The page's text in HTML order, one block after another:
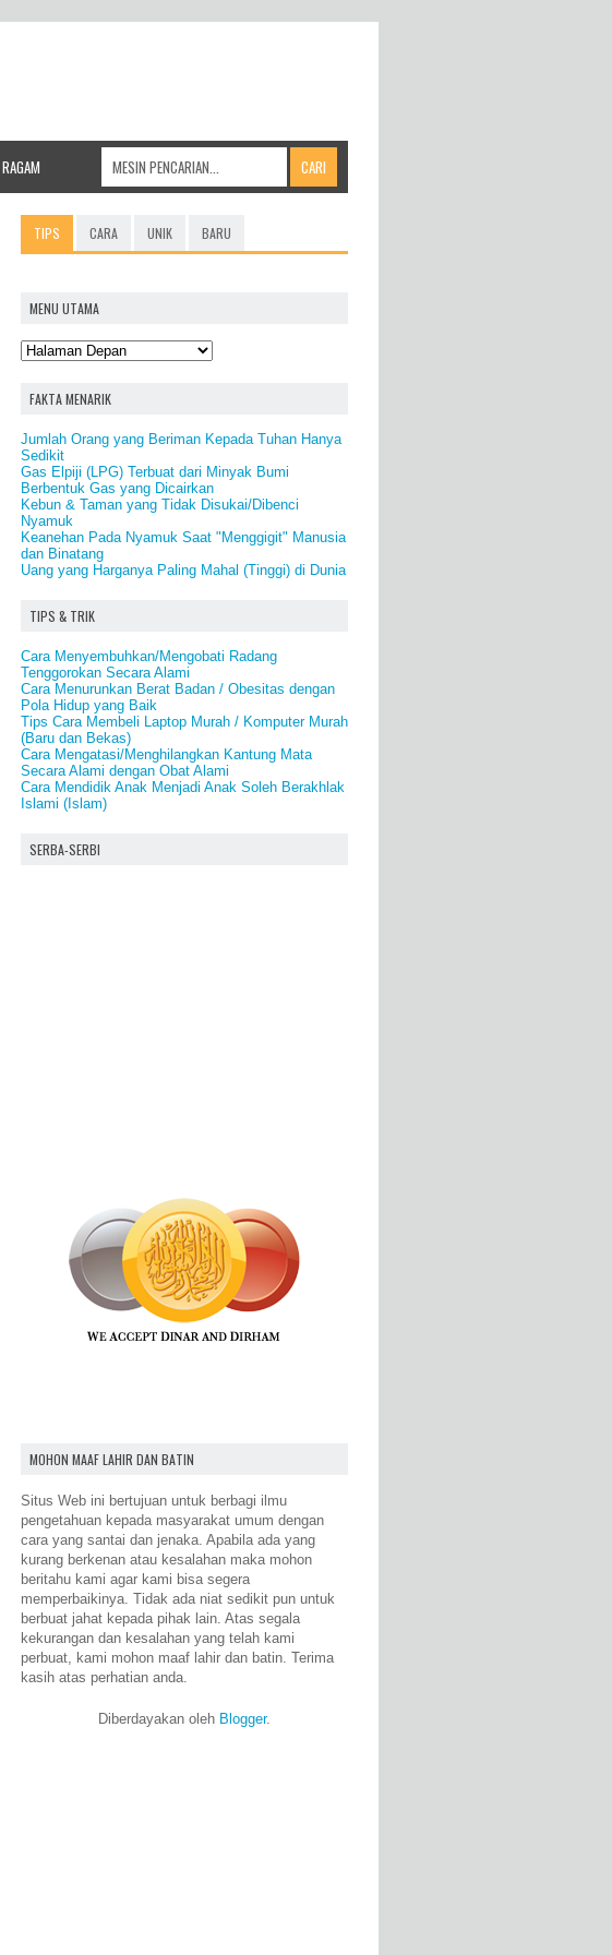
RAGAM
TIPS CARA UNIK BARU
MENU UTAMA
FAKTA MENARIK
Jumlah Orang yang Beriman Kepada Tuhan Hanya
Sedikit
Gas Elpiji (LPG) Terbuat dari Minyak Bumi
Berbentuk Gas yang Dicairkan
Kebun & Taman yang Tidak Disukai/Dibenci
Nyamuk
Keanehan Pada Nyamuk Saat "Menggigit" Manusia
dan Binatang
Uang yang Harganya Paling Mahal (Tinggi) di Dunia
TIPS & TRIK
Cara Menyembuhkan/Mengobati Radang
Tenggorokan Secara Alami
Cara Menurunkan Berat Badan / Obesitas dengan
Pola Hidup yang Baik
Tips Cara Membeli Laptop Murah / Komputer Murah
(Baru dan Bekas)
Cara Mengatasi/Menghilangkan Kantung Mata
Secara Alami dengan Obat Alami
Cara Mendidik Anak Menjadi Anak Soleh Berakhlak
Islami (Islam)
SERBA-SERBI
MOHON MAAF LAHIR DAN BATIN
Situs Web ini bertujuan untuk berbagi ilmu
pengetahuan kepada masyarakat umum dengan
cara yang santai dan jenaka. Apabila ada yang
kurang berkenan atau kesalahan maka mohon
beritahu kami agar kami bisa segera
memperbaikinya. Tidak ada niat sedikit pun untuk
berbuat jahat kepada pihak lain. Atas segala
kekurangan dan kesalahan yang telah kami
perbuat, kami mohon maaf lahir dan batin. Terima
kasih atas perhatian anda.
Diberdayakan oleh Blogger.